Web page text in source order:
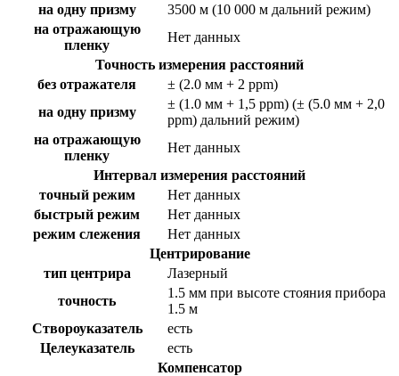
на одну призму
3500 м (10 000 м дальний режим)
на отражающую
пленку
Нет данных
Точность измерения расстояний
без отражателя
± (2.0 мм + 2 ppm)
на одну призму
± (1.0 мм + 1,5 ppm) (± (5.0 мм + 2,0
ppm) дальний режим)
на отражающую
пленку
Нет данных
Интервал измерения расстояний
точный режим
Нет данных
быстрый режим
Нет данных
режим слежения
Нет данных
Центрирование
тип центрира
Лазерный
точность
1.5 мм при высоте стояния прибора
1.5 м
Створоуказатель
есть
Целеуказатель
есть
Компенсатор